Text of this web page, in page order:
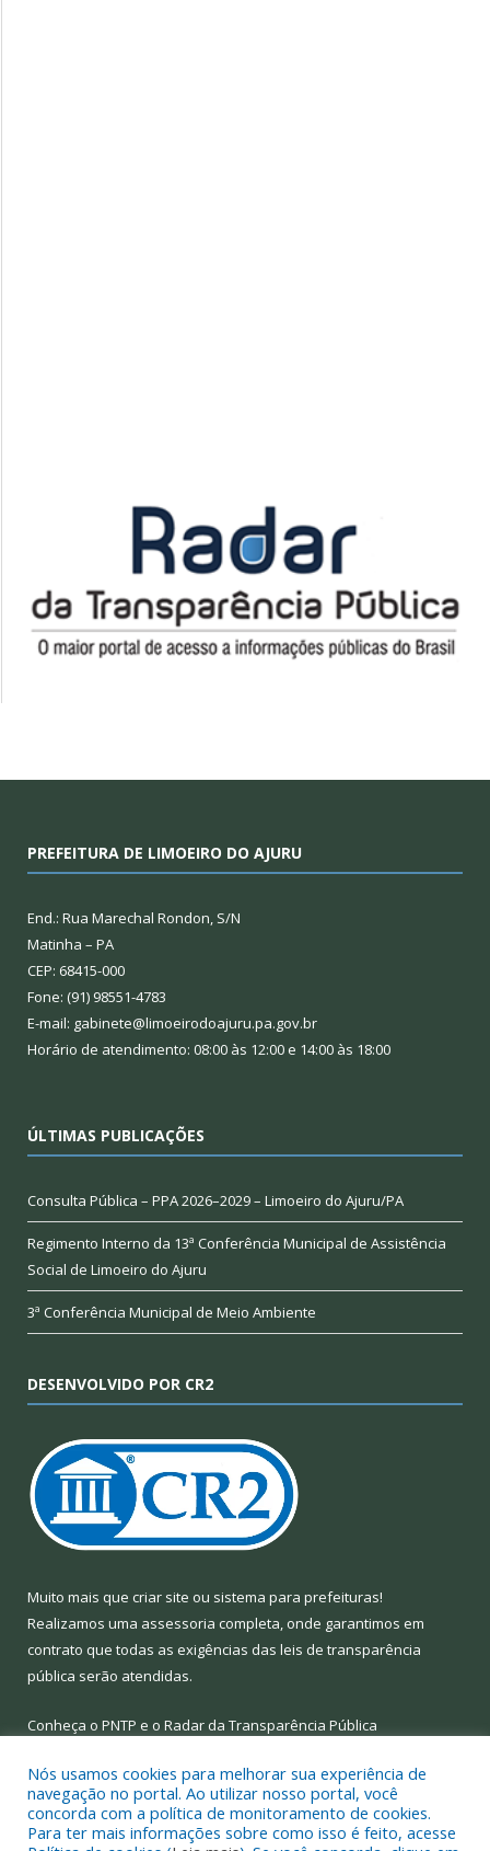
PREFEITURA DE LIMOEIRO DO AJURU
End.: Rua Marechal Rondon, S/N
Matinha – PA
CEP: 68415-000
Fone: (91) 98551-4783
E-mail: gabinete@limoeirodoajuru.pa.gov.br
Horário de atendimento: 08:00 às 12:00 e 14:00 às 18:00
ÚLTIMAS PUBLICAÇÕES
Consulta Pública – PPA 2026–2029 – Limoeiro do Ajuru/PA
Regimento Interno da 13ª Conferência Municipal de Assistência
Social de Limoeiro do Ajuru
3ª Conferência Municipal de Meio Ambiente
DESENVOLVIDO POR CR2
Muito mais que criar site ou sistema para prefeituras!
Realizamos uma assessoria completa, onde garantimos em
contrato que todas as exigências das leis de transparência
pública serão atendidas.
Conheça o PNTP e o Radar da Transparência Pública
Todos os direitos reservados a Prefeitura Municipal de Limoeiro
Nós usamos cookies para melhorar sua experiência de
navegação no portal. Ao utilizar nosso portal, você
concorda com a política de monitoramento de cookies.
Para ter mais informações sobre como isso é feito, acesse